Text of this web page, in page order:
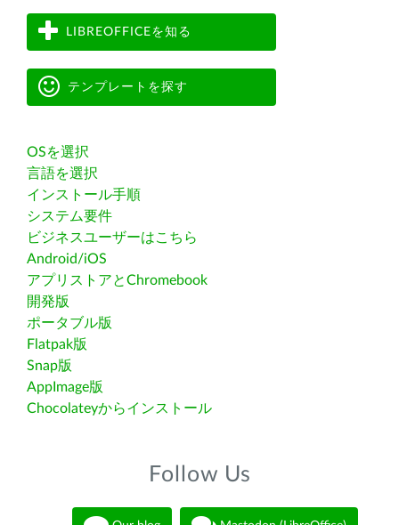
LIBREOFFICEを知る
テンプレートを探す
OSを選択
言語を選択
インストール手順
システム要件
ビジネスユーザーはこちら
Android/iOS
アプリストアとChromebook
開発版
ポータブル版
Flatpak版
Snap版
AppImage版
Chocolateyからインストール
Follow Us